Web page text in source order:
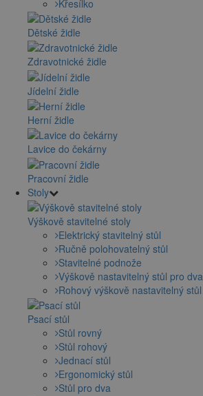
Křesílko
Dětské židle
Zdravotnické židle
Jídelní židle
Herní židle
Lavice do čekárny
Pracovní židle
Stoly
Výškově stavitelné stoly
Elektrický stavitelný stůl
Ručně polohovatelný stůl
Stavitelné podnože
Výškově nastavitelný stůl pro dva
Rohový výškově nastavitelný stůl
Psací stůl
Stůl rovný
Stůl rohový
Jednací stůl
Ergonomický stůl
Stůl pro dva